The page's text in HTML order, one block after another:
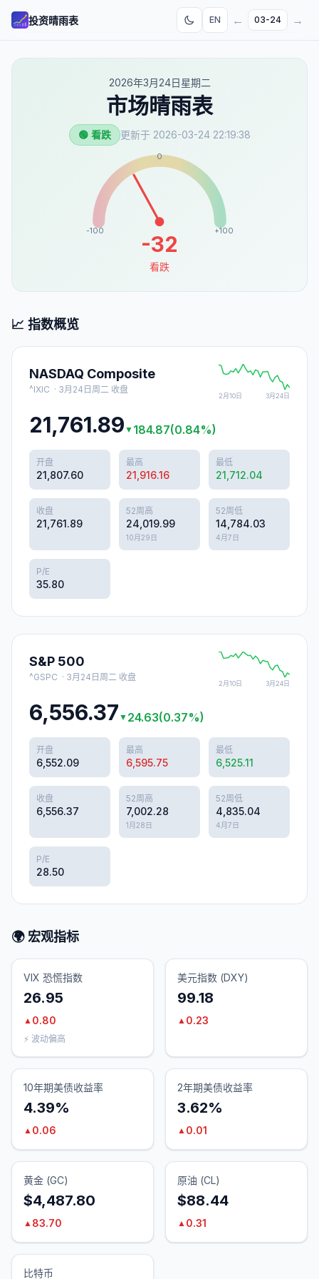
投资晴雨表 EN ← 03-24 →
2026年3月24日星期二
市场晴雨表
🟢 看跌 更新于 2026-03-24 22:19:38
-100
0
+100
-32
看跌
📈 指数概览
NASDAQ Composite
^IXIC · 3月24日周二 收盘
2月10日 3月24日
21,761.89 ▼ 184.87(0.84%)
开盘
21,807.60
最高
21,916.16
最低
21,712.04
收盘
21,761.89
52周高
24,019.99
10月29日
52周低
14,784.03
4月7日
P/E
35.80
S&P 500
^GSPC · 3月24日周二 收盘
2月10日 3月24日
6,556.37 ▼ 24.63(0.37%)
开盘
6,552.09
最高
6,595.75
最低
6,525.11
收盘
6,556.37
52周高
7,002.28
1月28日
52周低
4,835.04
4月7日
P/E
28.50
🌍 宏观指标
VIX 恐慌指数
26.95
▲ 0.80
⚡ 波动偏高
美元指数 (DXY)
99.18
▲ 0.23
10年期美债收益率
4.39%
▲ 0.06
2年期美债收益率
3.62%
▲ 0.01
黄金 (GC)
$4,487.80
▲ 83.70
原油 (CL)
$88.44
▲ 0.31
比特币